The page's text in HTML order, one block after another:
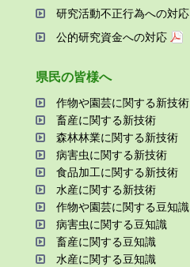
研究活動不正⾏為への対応
公的研究資金への対応
県⺠の皆様へ
作物や園芸に関する新技術
畜産に関する新技術
森林林業に関する新技術
病害⾍に関する新技術
⾷品加⼯に関する新技術
⽔産に関する新技術
作物や園芸に関する⾖知識
病害⾍に関する⾖知識
畜産に関する⾖知識
⽔産に関する⾖知識